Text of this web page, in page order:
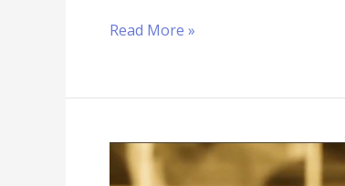
Read More »
Peta